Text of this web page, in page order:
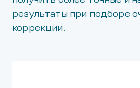
результаты при подборе
коррекции.